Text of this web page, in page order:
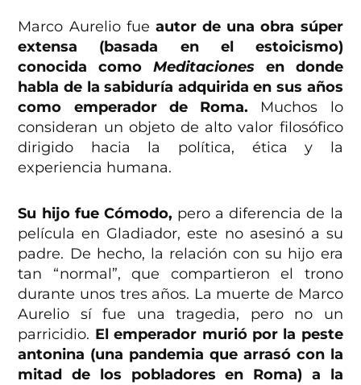
Marco Aurelio fue autor de una obra súper
extensa (basada en el estoicismo)
conocida como Meditaciones en donde
habla de la sabiduría adquirida en sus años
como emperador de Roma. Muchos lo
consideran un objeto de alto valor filosófico
dirigido hacia la política, ética y la
experiencia humana.
Su hijo fue Cómodo, pero a diferencia de la
película en Gladiador, este no asesinó a su
padre. De hecho, la relación con su hijo era
tan “normal”, que compartieron el trono
durante unos tres años. La muerte de Marco
Aurelio sí fue una tragedia, pero no un
parricidio. El emperador murió por la peste
antonina (una pandemia que arrasó con la
mitad de los pobladores en Roma) a la